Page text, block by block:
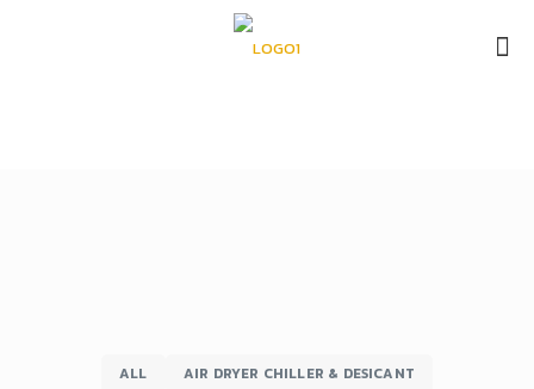
ALL
AIR DRYER CHILLER & DESICANT